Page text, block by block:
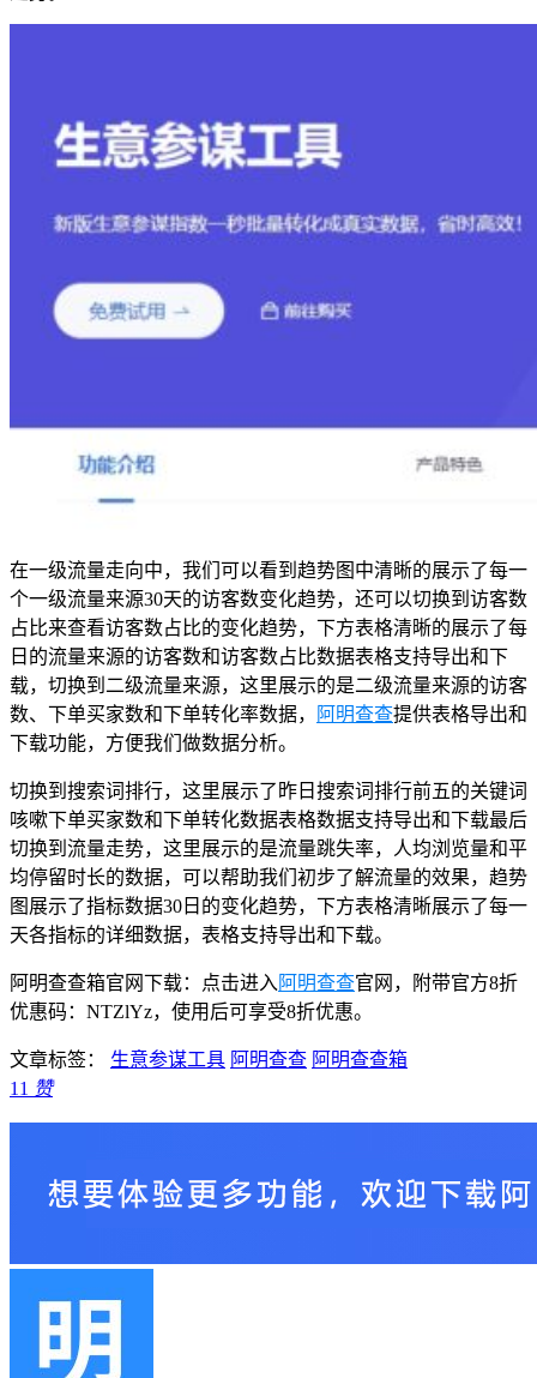
在一级流量走向中，我们可以看到趋势图中清晰的展示了每一
个一级流量来源30天的访客数变化趋势，还可以切换到访客数
占比来查看访客数占比的变化趋势，下方表格清晰的展示了每
日的流量来源的访客数和访客数占比数据表格支持导出和下
载，切换到二级流量来源，这里展示的是二级流量来源的访客
数、下单买家数和下单转化率数据，
阿明查查提供表格导出和
下载功能，方便我们做数据分析。
切换到搜索词排行，这里展示了昨日搜索词排行前五的关键词
咳嗽下单买家数和下单转化数据表格数据支持导出和下载最后
切换到流量走势，这里展示的是流量跳失率，人均浏览量和平
均停留时长的数据，可以帮助我们初步了解流量的效果，趋势
图展示了指标数据30日的变化趋势，下方表格清晰展示了每一
天各指标的详细数据，表格支持导出和下载。
阿明查查箱官网下载：点击进入 阿明查查官网，附带官方8折
优惠码：NTZlYz，使用后可享受8折优惠。
文章标签： 生意参谋工具 阿明查查 阿明查查箱
11 赞